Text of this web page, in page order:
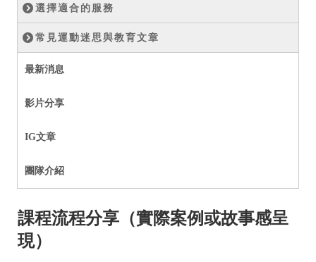
選擇適合的服務
常見運動迷思與教育文章
最新消息
影片分享
IG文章
團隊介紹
課程流程分享（實際案例或故事感呈
現）